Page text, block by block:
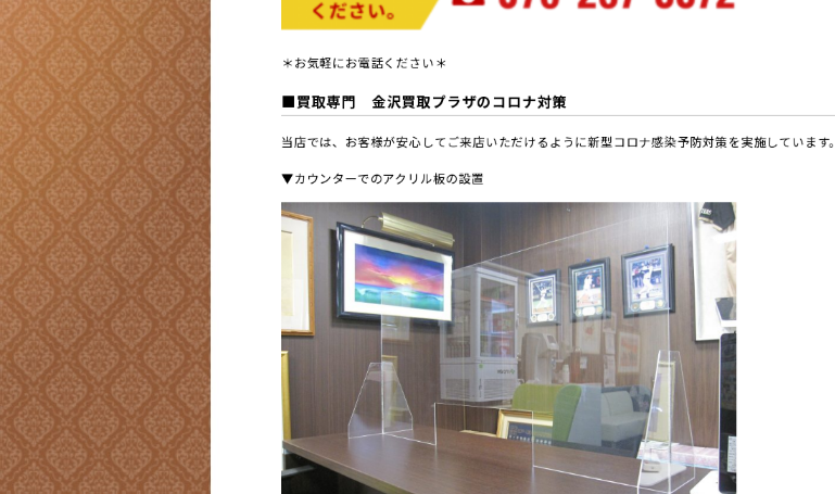
＊お気軽にお電話ください＊
■買取専門 金沢買取プラザのコロナ対策
当店では、お客様が安心してご来店いただけるように新型コロナ感染予防対策を実施しています。
▼カウンターでのアクリル板の設置